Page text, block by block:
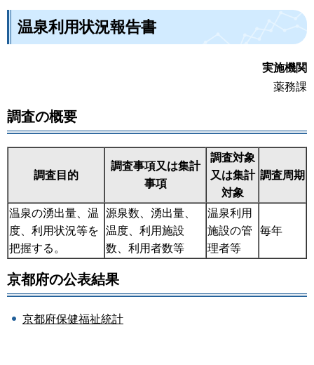
温泉利用状況報告書
実施機関
薬務課
調査の概要
調査目的
調査事項又は集計
事項
調査対象
又は集計
対象
調査周期
温泉の湧出量、温
度、利用状況等を
把握する。
源泉数、湧出量、
温度、利用施設
数、利用者数等
温泉利用
施設の管
理者等
毎年
京都府の公表結果
京都府保健福祉統計